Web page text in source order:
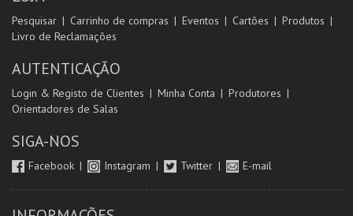
Pesquisar Carrinho de compras Eventos Cartões
Produtos
Livro de Reclamações
AUTENTICAÇÃO
Login & Registo de Clientes Minha Conta
Produtores
Orientadores de Salas
SIGA-NOS
Facebook Instagram Twitter E-mail